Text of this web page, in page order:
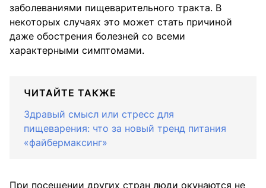
заболеваниями пищеварительного тракта. В
некоторых случаях это может стать причиной
даже обострения болезней со всеми
характерными симптомами.
ЧИТАЙТЕ ТАКЖЕ
Здравый смысл или стресс для
пищеварения: что за новый тренд питания
«файбермаксинг»
При посещении других стран люди окунаются не